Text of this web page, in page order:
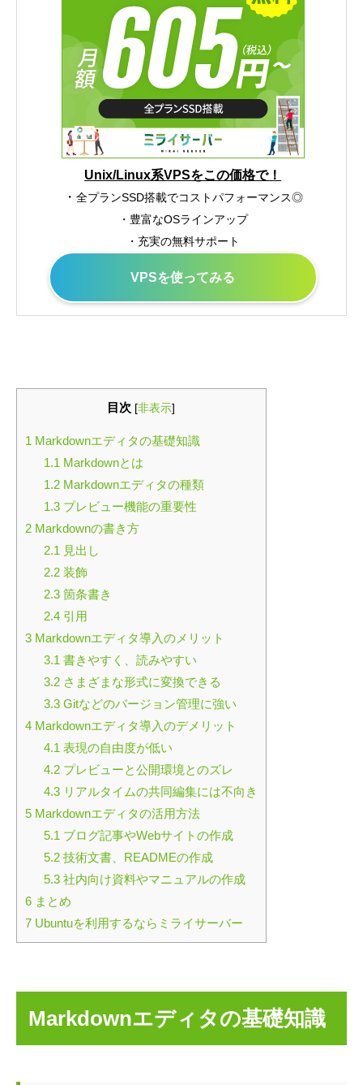
Unix/Linux系VPSをこの価格で！
・ 全プランSSD搭載でコストパフォーマンス◎
・豊富なOSラインアップ
・充実の無料サポート
VPSを使ってみる
目次 [非表示]
1 Markdownエディタの基礎知識
1.1 Markdownとは
1.2Markdownエディタの種類
1.3プレビュー機能の重要性
2 Markdownの書き方
2.1 見出し
2.2装飾
2.3箇条書き
2.4引用
3 Markdownエディタ導入のメリット
3.1 書きやすく、読みやすい
3.2さまざまな形式に変換できる
3.3Gitなどのバージョン管理に強い
4 Markdownエディタ導入のデメリット
4.1 表現の自由度が低い
4.2プレビューと公開環境とのズレ
4.3リアルタイムの共同編集には不向き
5 Markdownエディタの活用方法
5.1 ブログ記事やWebサイトの作成
5.2技術文書、READMEの作成
5.3社内向け資料やマニュアルの作成
6 まとめ
7 Ubuntuを利用するならミライサーバー
Markdownエディタの基礎知識